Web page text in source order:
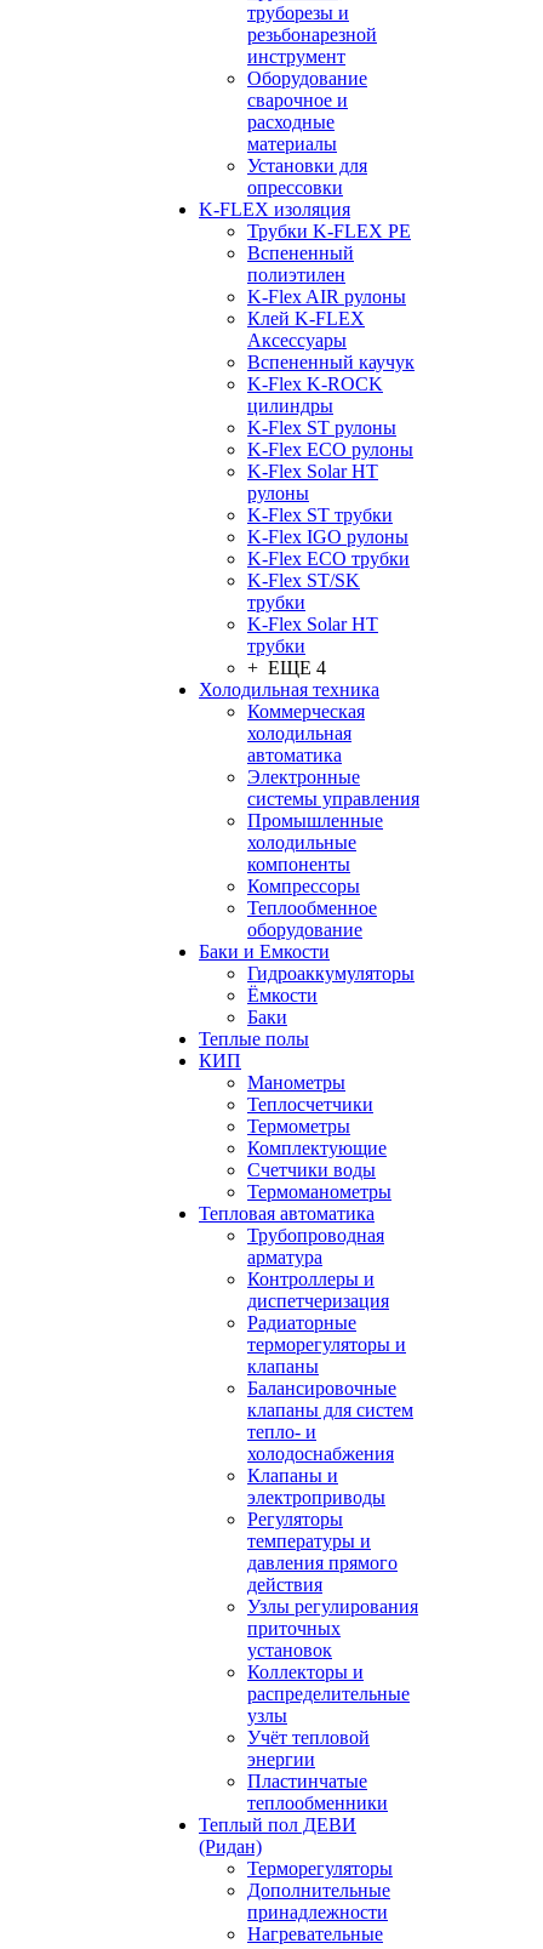
труборезы и
резьбонарезной
инструмент
Оборудование
сварочное и
расходные
материалы
Установки для
опрессовки
K-FLEX изоляция
Трубки K-FLEX PE
Вспененный
полиэтилен
K-Flex AIR рулоны
Клей K-FLEX
Аксессуары
Вспененный каучук
K-Flex K-ROCK
цилиндры
K-Flex ST рулоны
K-Flex ECO рулоны
K-Flex Solar HT
рулоны
K-Flex ST трубки
K-Flex IGO рулоны
K-Flex ECO трубки
K-Flex ST/SK
трубки
K-Flex Solar HT
трубки
+ ЕЩЕ 4
Холодильная техника
Коммерческая
холодильная
автоматика
Электронные
системы управления
Промышленные
холодильные
компоненты
Компрессоры
Теплообменное
оборудование
Баки и Емкости
Гидроаккумуляторы
Ёмкости
Баки
Теплые полы
КИП
Манометры
Теплосчетчики
Термометры
Комплектующие
Счетчики воды
Термоманометры
Тепловая автоматика
Трубопроводная
арматура
Контроллеры и
диспетчеризация
Радиаторные
терморегуляторы и
клапаны
Балансировочные
клапаны для систем
тепло- и
холодоснабжения
Клапаны и
электроприводы
Регуляторы
температуры и
давления прямого
действия
Узлы регулирования
приточных
установок
Коллекторы и
распределительные
узлы
Учёт тепловой
энергии
Пластинчатые
теплообменники
Теплый пол ДЕВИ
(Ридан)
Терморегуляторы
Дополнительные
принадлежности
Нагревательные